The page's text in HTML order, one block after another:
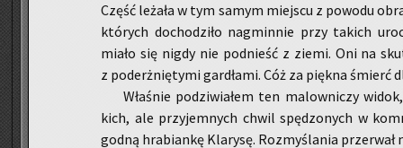
Część le­ża­ła w tym samym miej­scu z po­wo­du
któ­rych do­cho­dzi­ło na­gmin­nie przy ta­kich
miało się nigdy nie pod­nieść z ziemi. Oni na
z po­de­rżnię­ty­mi gar­dła­mi. Cóż za pięk­na śmierć
Wła­śnie po­dzi­wia­łem ten ma­low­ni­czy
kich, ale przy­jem­nych chwil spę­dzo­nych w
god­ną hra­bian­kę Kla­ry­sę. Roz­my­śla­nia